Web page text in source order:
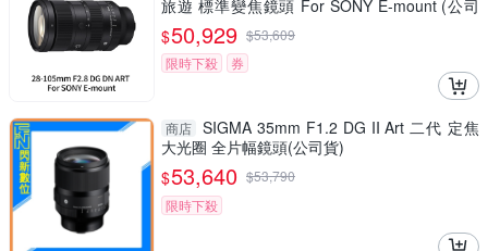
旅遊 標準變焦鏡頭 For SONY E-mount (公司
貨)
$50,929 $53,609
限時下殺
券
商店 SIGMA 35mm F1.2 DG II Art 二代 定焦
大光圈 全片幅鏡頭(公司貨)
$53,640 $53,790
限時下殺